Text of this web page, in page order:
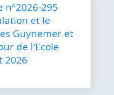
295
et le
Guynemer et
de l'Ecole
2026